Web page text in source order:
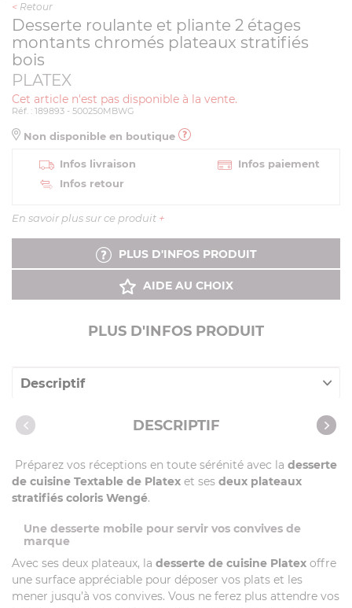
< Retour
Desserte roulante et pliante 2 étages
montants chromés plateaux stratifiés
bois
PLATEX
Cet article n'est pas disponible à la vente.
Réf. : 189893 - 500250MBWG
Non disponible en boutique
Infos livraison
Infos paiement
Infos retour
En savoir plus sur ce produit +
PLUS D'INFOS PRODUIT
AIDE AU CHOIX
PLUS D'INFOS PRODUIT
Descriptif
Caractéristiques
Vidéos
DESCRIPTIF
Préparez vos réceptions en toute sérénité avec la desserte
de cuisine Textable de Platex et ses deux plateaux
stratifiés coloris Wengé.
Une desserte mobile pour servir vos convives de
marque
Avec ses deux plateaux, la desserte de cuisine Platex offre
une surface appréciable pour déposer vos plats et les
mener jusqu’à vos convives. Vous ne ferez plus attendre vos